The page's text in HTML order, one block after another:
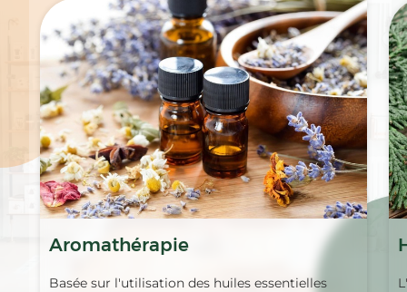
Aromathérapie
Basée sur l'utilisation des huiles essentielles